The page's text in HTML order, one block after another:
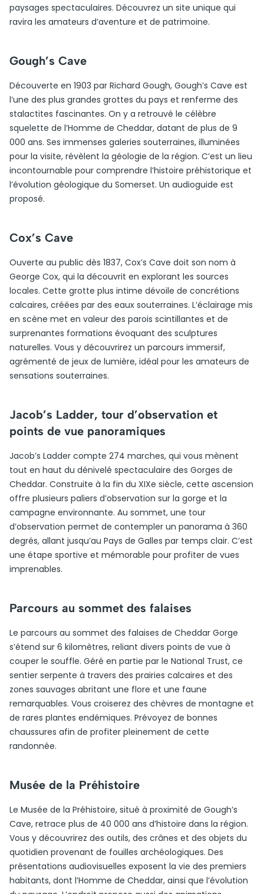
paysages spectaculaires. Découvrez un site unique qui
ravira les amateurs d’aventure et de patrimoine.
Gough’s Cave
Découverte en 1903 par Richard Gough, Gough’s Cave est
l’une des plus grandes grottes du pays et renferme des
stalactites fascinantes. On y a retrouvé le célèbre
squelette de l’Homme de Cheddar, datant de plus de 9
000 ans. Ses immenses galeries souterraines, illuminées
pour la visite, révèlent la géologie de la région. C’est un lieu
incontournable pour comprendre l’histoire préhistorique et
l’évolution géologique du Somerset. Un audioguide est
proposé.
Cox’s Cave
Ouverte au public dès 1837, Cox’s Cave doit son nom à
George Cox, qui la découvrit en explorant les sources
locales. Cette grotte plus intime dévoile de concrétions
calcaires, créées par des eaux souterraines. L’éclairage mis
en scène met en valeur des parois scintillantes et de
surprenantes formations évoquant des sculptures
naturelles. Vous y découvrirez un parcours immersif,
agrémenté de jeux de lumière, idéal pour les amateurs de
sensations souterraines.
Jacob’s Ladder, tour d’observation et
points de vue panoramiques
Jacob’s Ladder compte 274 marches, qui vous mènent
tout en haut du dénivelé spectaculaire des Gorges de
Cheddar. Construite à la fin du XIXe siècle, cette ascension
offre plusieurs paliers d’observation sur la gorge et la
campagne environnante. Au sommet, une tour
d’observation permet de contempler un panorama à 360
degrés, allant jusqu’au Pays de Galles par temps clair. C’est
une étape sportive et mémorable pour profiter de vues
imprenables.
Parcours au sommet des falaises
Le parcours au sommet des falaises de Cheddar Gorge
s’étend sur 6 kilomètres, reliant divers points de vue à
couper le souffle. Géré en partie par le National Trust, ce
sentier serpente à travers des prairies calcaires et des
zones sauvages abritant une flore et une faune
remarquables. Vous croiserez des chèvres de montagne et
de rares plantes endémiques. Prévoyez de bonnes
chaussures afin de profiter pleinement de cette
randonnée.
Musée de la Préhistoire
Le Musée de la Préhistoire, situé à proximité de Gough’s
Cave, retrace plus de 40 000 ans d’histoire dans la région.
Vous y découvrirez des outils, des crânes et des objets du
quotidien provenant de fouilles archéologiques. Des
présentations audiovisuelles exposent la vie des premiers
habitants, dont l’Homme de Cheddar, ainsi que l’évolution